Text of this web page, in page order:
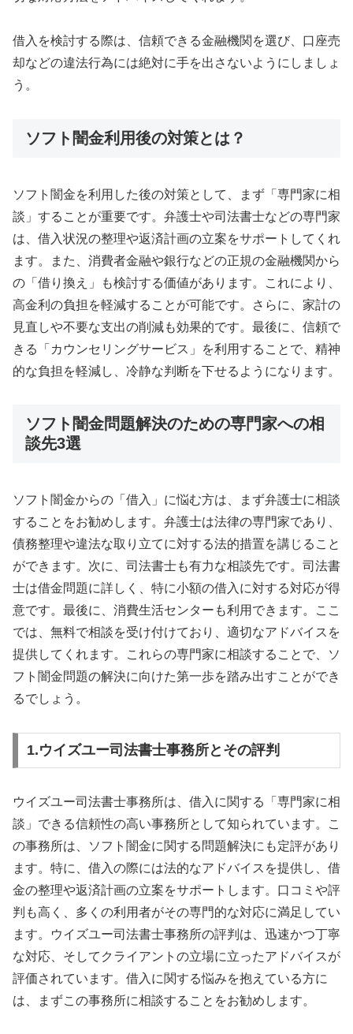
借入を検討する際は、信頼できる金融機関を選び、口座売
却などの違法行為には絶対に手を出さないようにしましょ
う。
ソフト闇金利用後の対策とは？
ソフト闇金を利用した後の対策として、まず「専門家に相
談」することが重要です。弁護士や司法書士などの専門家
は、借入状況の整理や返済計画の立案をサポートしてくれ
ます。また、消費者金融や銀行などの正規の金融機関から
の「借り換え」も検討する価値があります。これにより、
高金利の負担を軽減することが可能です。さらに、家計の
見直しや不要な支出の削減も効果的です。最後に、信頼で
きる「カウンセリングサービス」を利用することで、精神
的な負担を軽減し、冷静な判断を下せるようになります。
ソフト闇金問題解決のための専門家への相
談先3選
ソフト闇金からの「借入」に悩む方は、まず弁護士に相談
することをお勧めします。弁護士は法律の専門家であり、
債務整理や違法な取り立てに対する法的措置を講じること
ができます。次に、司法書士も有力な相談先です。司法書
士は借金問題に詳しく、特に小額の借入に対する対応が得
意です。最後に、消費生活センターも利用できます。ここ
では、無料で相談を受け付けており、適切なアドバイスを
提供してくれます。これらの専門家に相談することで、ソ
フト闇金問題の解決に向けた第一歩を踏み出すことができ
るでしょう。
1.ウイズユー司法書士事務所とその評判
ウイズユー司法書士事務所は、借入に関する「専門家に相
談」できる信頼性の高い事務所として知られています。こ
の事務所は、ソフト闇金に関する問題解決にも定評があり
ます。特に、借入の際には法的なアドバイスを提供し、借
金の整理や返済計画の立案をサポートします。口コミや評
判も高く、多くの利用者がその専門的な対応に満足してい
ます。ウイズユー司法書士事務所の評判は、迅速かつ丁寧
な対応、そしてクライアントの立場に立ったアドバイスが
評価されています。借入に関する悩みを抱えている方に
は、まずこの事務所に相談することをお勧めします。